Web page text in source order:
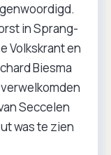
in Sprang-
Volkskrant en
Biesma
Seccelen
was te zien